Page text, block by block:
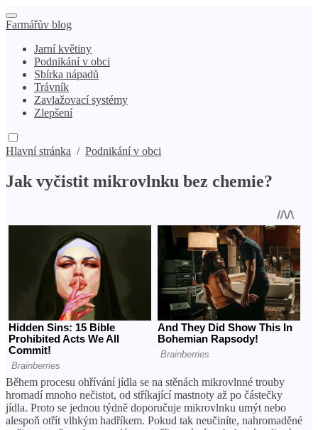
Farmářův blog
Jarní květiny
Podnikání v obci
Sbírka nápadů
Trávník
Zavlažovací systémy
Zlepšení
Hlavní stránka / Podnikání v obci
Jak vyčistit mikrovlnku bez chemie?
Během procesu ohřívání jídla se na stěnách mikrovlnné trouby
hromadí mnoho nečistot, od stříkající mastnoty až po částečky
jídla. Proto se jednou týdně doporučuje mikrovlnku umýt nebo
alespoň otřít vlhkým hadříkem. Pokud tak neučiníte, nahromaděné